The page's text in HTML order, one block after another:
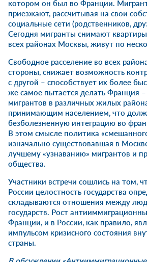
котором он был во Франции.
приезжают, рассчитывая на свои
социальные сети (родственников,
Сегодня мигранты снимают
всех районах Москвы, живут по
Свободное расселение во всех
стороны, снижает возможность
с другой – способствует их более
же самое пытается делать Франция –
мигрантов в различных жилых
принимающим населением, что
безболезненную интеграцию во
В этом смысле политика
изначально существовавшая в
лучшему «узнаванию» мигрантов и
общества.
Участники встречи сошлись на том,
России целостность государства
складываются отношения между
государств. Рост
Франции, и в России, как правило,
импульсом кризисного состояния
страны.